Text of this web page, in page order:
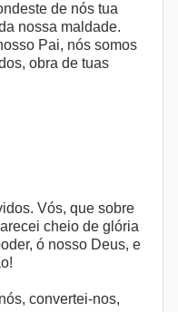
de nós tua
nossa maldade.
Pai, nós somos
obra de tuas
Vós, que sobre
cheio de glória
ó nosso Deus, e
convertei-nos,